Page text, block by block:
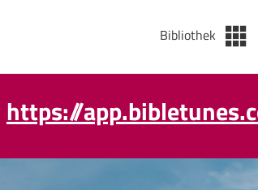
Bibliothek
https://